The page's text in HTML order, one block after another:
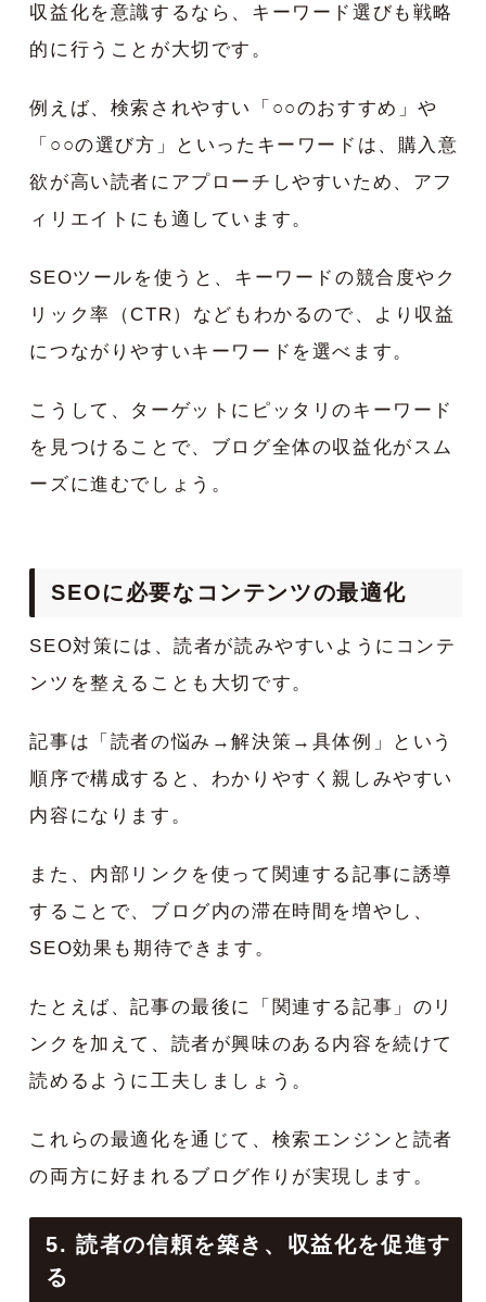
収益化を意識するなら、キーワード選びも戦略
的に行うことが大切です。
例えば、検索されやすい「○○のおすすめ」や
「○○の選び方」といったキーワードは、購入意
欲が高い読者にアプローチしやすいため、アフ
ィリエイトにも適しています。
SEOツールを使うと、キーワードの競合度やク
リック率（CTR）などもわかるので、より収益
につながりやすいキーワードを選べます。
こうして、ターゲットにピッタリのキーワード
を見つけることで、ブログ全体の収益化がスム
ーズに進むでしょう。
SEOに必要なコンテンツの最適化
SEO対策には、読者が読みやすいようにコンテ
ンツを整えることも大切です。
記事は「読者の悩み→解決策→具体例」という
順序で構成すると、わかりやすく親しみやすい
内容になります。
また、内部リンクを使って関連する記事に誘導
することで、ブログ内の滞在時間を増やし、
SEO効果も期待できます。
たとえば、記事の最後に「関連する記事」のリ
ンクを加えて、読者が興味のある内容を続けて
読めるように工夫しましょう。
これらの最適化を通じて、検索エンジンと読者
の両方に好まれるブログ作りが実現します。
5. 読者の信頼を築き、収益化を促進す
る